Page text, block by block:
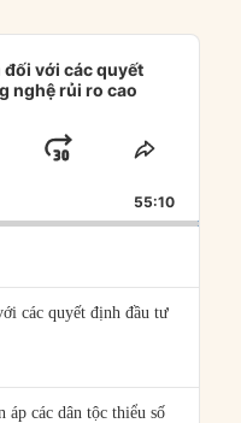
với các quyết
nghệ rủi ro cao
JUMP
FORWARD
SHARE
55:10
các quyết định đầu tư
áp các dân tộc thiểu số